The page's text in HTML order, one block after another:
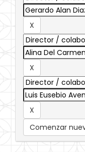
Comenzar